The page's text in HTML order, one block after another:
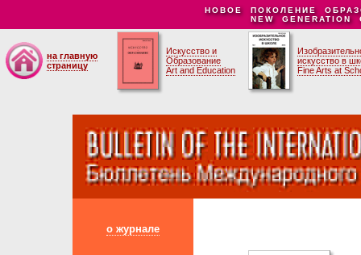
НОВОЕ ПОКОЛЕНИЕ
NEW GENERATION
на главную
страницу
Искусство и
Образование
Art and Education
искусство в
Fine Arts at
о журнале